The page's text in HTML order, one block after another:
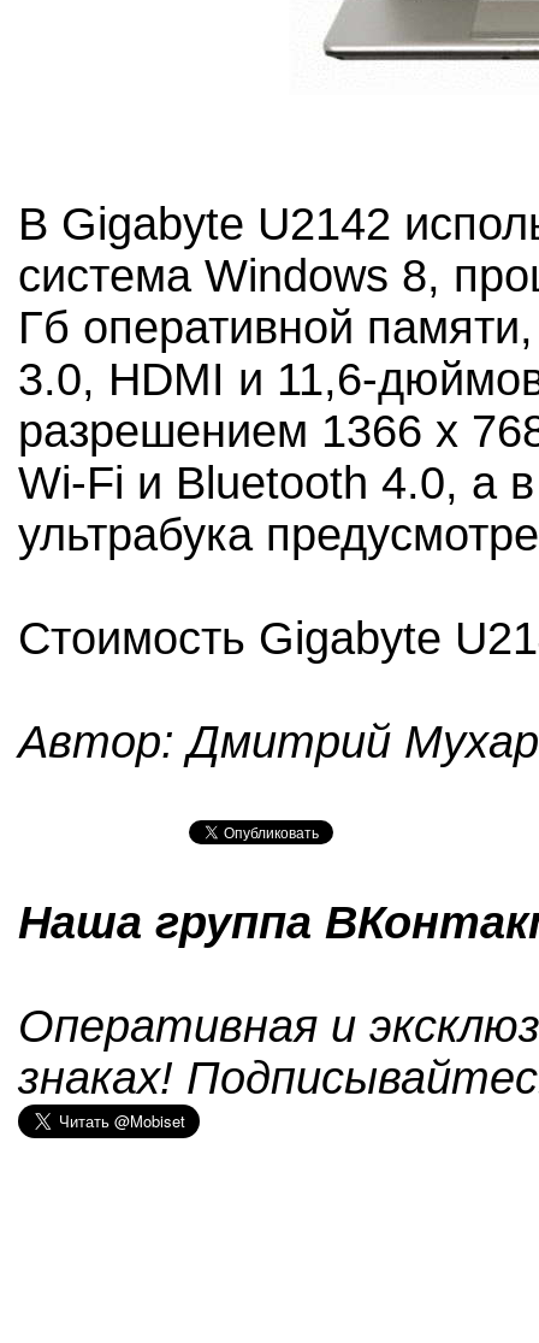
В Gigabyte U2142
система Windows 8,
Гб оперативной
3.0, HDMI и 11,6-
разрешением 1366 x
Wi-Fi и Bluetooth 4.0, а
ультрабука
Стоимость Gigabyte
Автор: Дмитрий
Наша группа
Оперативная и
знаках!